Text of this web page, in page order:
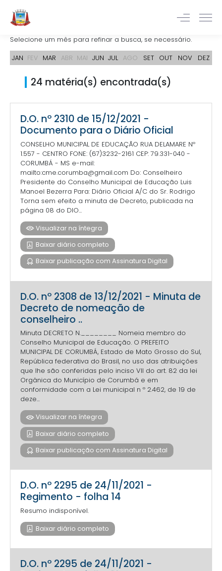
Selecione um mês para refinar a busca, se necessário.
JAN FEV MAR ABR MAI JUN JUL AGO SET OUT NOV DEZ
24 matéria(s) encontrada(s)
D.O. nº 2310 de 15/12/2021 -
Documento para o Diário Oficial
CONSELHO MUNICIPAL DE EDUCAÇÃO RUA DELAMARE Nº
1.557 - CENTRO FONE: (67)3232-2161 CEP: 79.331-040 -
CORUMBÁ - MS e-mail:
mailto:cme.corumba@gmail.com Do: Conselheiro
Presidente do Conselho Municipal de Educação Luis
Manoel Bezerra Para: Diário Oficial A/C do Sr. Rodrigo
Torna sem efeito a minuta de Decreto, publicada na
página 08 do DIO...
Visualizar na íntegra
Baixar diário completo
Baixar publicação com Assinatura Digital
D.O. nº 2308 de 13/12/2021 - Minuta de
Decreto de nomeação de
conselheiro ..
Minuta DECRETO N.________ Nomeia membro do
Conselho Municipal de Educação. O PREFEITO
MUNICIPAL DE CORUMBÁ, Estado de Mato Grosso do Sul,
República federativa do Brasil, no uso das atribuições
que lhe são conferidas pelo inciso VII do art. 82 da lei
Orgânica do Município de Corumbá e em
conformidade com a Lei municipal n º 2.462, de 19 de
deze...
Visualizar na íntegra
Baixar diário completo
Baixar publicação com Assinatura Digital
D.O. nº 2295 de 24/11/2021 -
Regimento - folha 14
Resumo indisponível.
Baixar diário completo
D.O. nº 2295 de 24/11/2021 -